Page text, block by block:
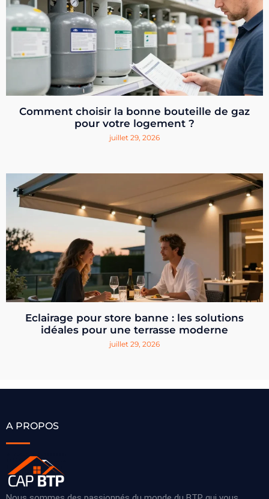
Comment choisir la bonne bouteille de gaz
pour votre logement ?
juillet 29, 2026
Eclairage pour store banne : les solutions
idéales pour une terrasse moderne
juillet 29, 2026
A PROPOS